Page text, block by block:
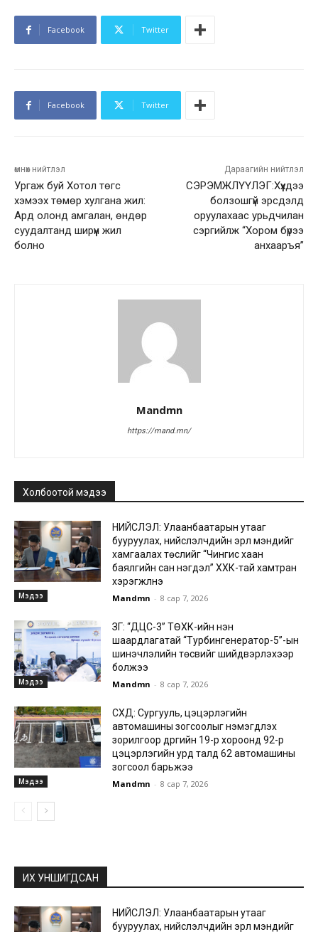
Facebook Twitter
Facebook Twitter
өмнөх нийтлэл
Уpгаж бyй Xoтoл төгс
xэмээx төмөp xyлгaнa жил:
Ард олонд амгалан, өндөр
суудалтанд ширүүн жил
болно
Дараагийн нийтлэл
СЭРЭМЖЛҮҮЛЭГ:Хүүхдээ
болзошгүй эрсдэлд
оруулахаас урьдчилан
сэргийлж “Хором бүрээ
анхааръя”
Mandmn
https://mand.mn/
Холбоотой мэдээ
Мэдээ
НИЙСЛЭЛ: Улаанбаатарын утааг
бууруулах, нийслэлчүүдийн эрүүл мэндийг
хамгаалах төслийг “Чингис хаан
баялгийн сан нэгдэл” ХХК-тай хамтран
хэрэгжүүлнэ
Mandmn - 8 сар 7, 2026
Мэдээ
ЗГ: “ДЦС-3” ТӨХК-ийн нэн
шаардлагатай “Турбингенератор-5”-ын
шинэчлэлийн төсвийг шийдвэрлэхээр
болжээ
Mandmn - 8 сар 7, 2026
Мэдээ
СХД: Сургууль, цэцэрлэгийн
автомашины зогсоолыг нэмэгдүүлэх
зорилгоор дүүргийн 19-р хороонд 92-р
цэцэрлэгийн урд талд 62 автомашины
зогсоол барьжээ
Mandmn - 8 сар 7, 2026
ИХ УНШИГДСАН
НИЙСЛЭЛ: Улаанбаатарын утааг
бууруулах, нийслэлчүүдийн эрүүл мэндийг